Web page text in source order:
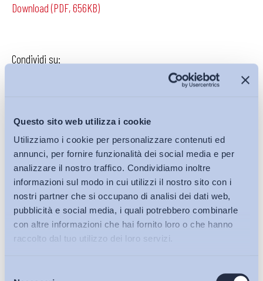
Questo sito web utilizza i cookie
Utilizziamo i cookie per personalizzare contenuti ed
annunci, per fornire funzionalità dei social media e per
analizzare il nostro traffico. Condividiamo inoltre
informazioni sul modo in cui utilizzi il nostro sito con i
nostri partner che si occupano di analisi dei dati web,
pubblicità e social media, i quali potrebbero combinarle
con altre informazioni che hai fornito loro o che hanno
raccolto dal tuo utilizzo dei loro servizi.
Bollettini ADAPT
Download (PDF, 656KB)
Condividi su:
Iscriviti alla Newsletter